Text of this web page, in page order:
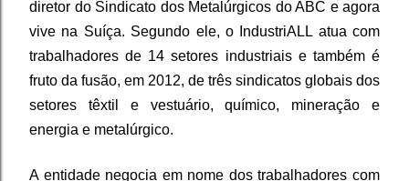
diretor do Sindicato dos Metalúrgicos do ABC e agora
vive na Suíça. Segundo ele, o IndustriALL atua com
trabalhadores de 14 setores industriais e também é
fruto da fusão, em 2012, de três sindicatos globais dos
setores têxtil e vestuário, químico, mineração e
energia e metalúrgico.
A entidade negocia em nome dos trabalhadores com